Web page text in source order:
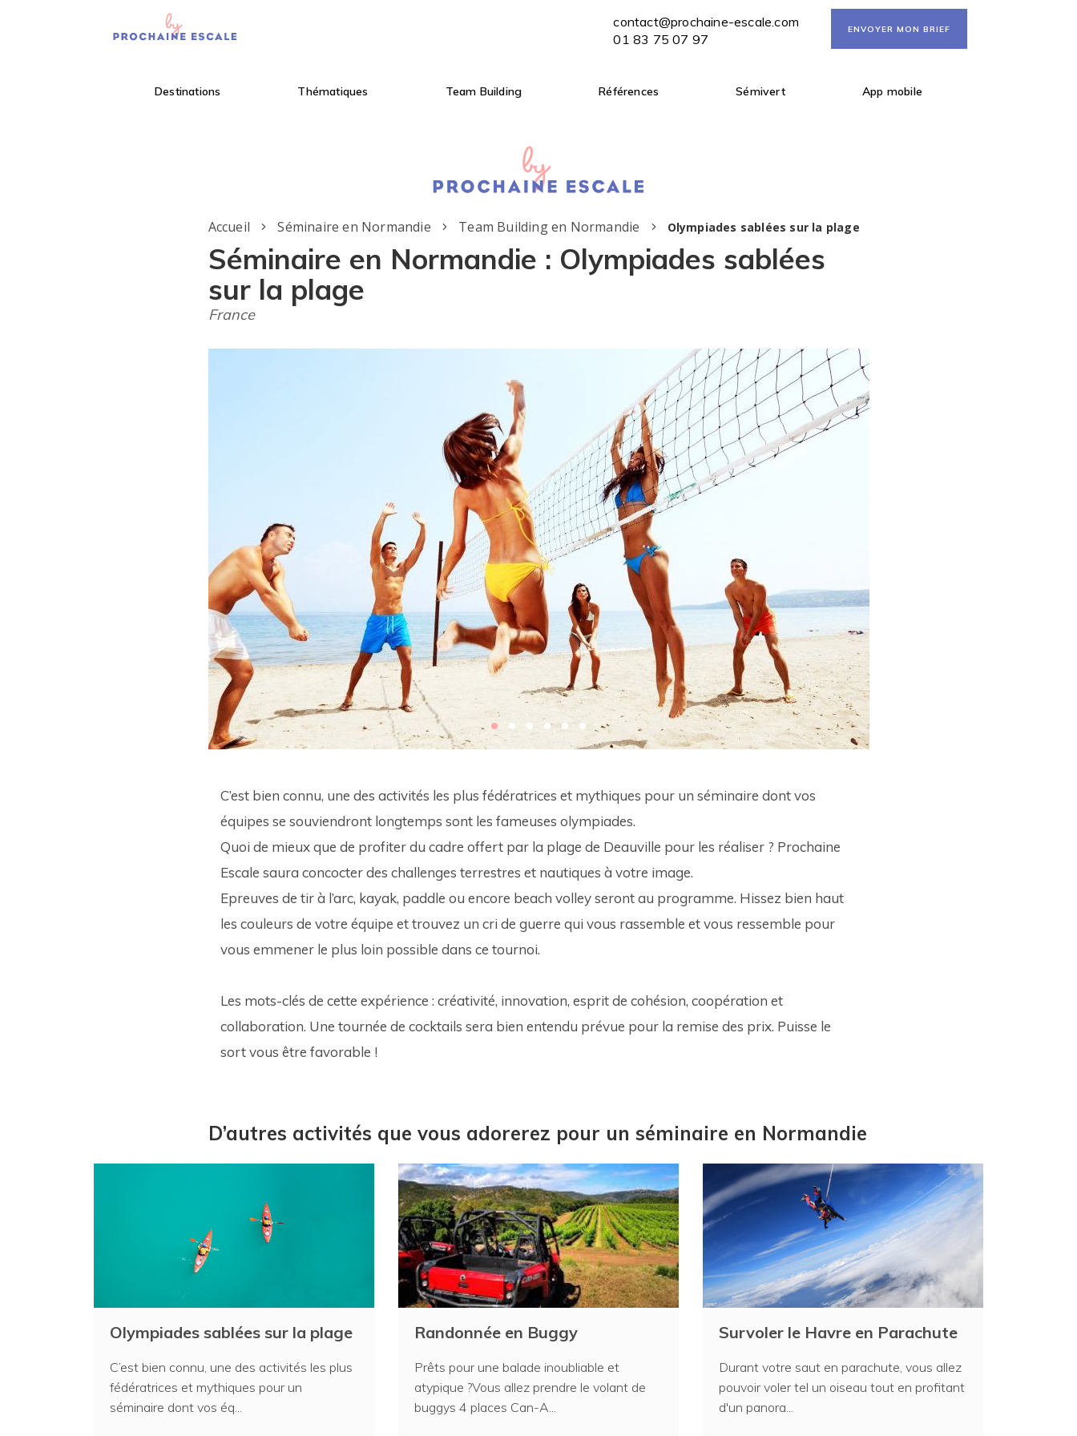
ENVOYER MON BRIEF
contact@prochaine-escale.com
01 83 75 07 97
ENVOYER MON BRIEF
Destinations Thématiques Team Building Références Sémivert App mobile
Accueil Séminaire en Normandie Team Building en Normandie Olympiades sablées sur la plage
Séminaire en Normandie : Olympiades sablées
sur la plage
France
C’est bien connu, une des activités les plus fédératrices et mythiques pour un séminaire dont vos
équipes se souviendront longtemps sont les fameuses olympiades.
Quoi de mieux que de profiter du cadre offert par la plage de Deauville pour les réaliser ? Prochaine
Escale saura concocter des challenges terrestres et nautiques à votre image.
Epreuves de tir à l’arc, kayak, paddle ou encore beach volley seront au programme. Hissez bien haut
les couleurs de votre équipe et trouvez un cri de guerre qui vous rassemble et vous ressemble pour
vous emmener le plus loin possible dans ce tournoi.
Les mots-clés de cette expérience : créativité, innovation, esprit de cohésion, coopération et
collaboration. Une tournée de cocktails sera bien entendu prévue pour la remise des prix. Puisse le
sort vous être favorable !
D’autres activités que vous adorerez pour un séminaire en Normandie
Olympiades sablées sur la plage
C’est bien connu, une des activités les plus
fédératrices et mythiques pour un
séminaire dont vos éq...
Randonnée en Buggy
Prêts pour une balade inoubliable et
atypique ?Vous allez prendre le volant de
buggys 4 places Can-A...
Survoler le Havre en Parachute
Durant votre saut en parachute, vous allez
pouvoir voler tel un oiseau tout en profitant
d'un panora...